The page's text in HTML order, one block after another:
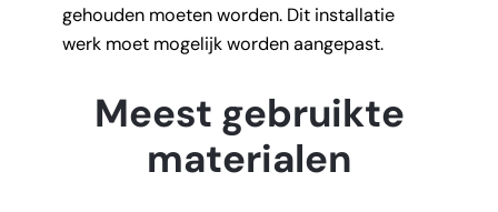
gehouden moeten worden. Dit installatie
werk moet mogelijk worden aangepast.
Meest gebruikte
materialen